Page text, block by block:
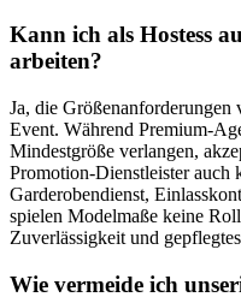
Kann ich als Hostess
arbeiten?
Ja, die Größenanforderungen
Event. Während Premium-
Mindestgröße verlangen,
Promotion-Dienstleister auch
Garderobendienst,
spielen Modelmaße keine
Zuverlässigkeit und
Wie vermeide ich